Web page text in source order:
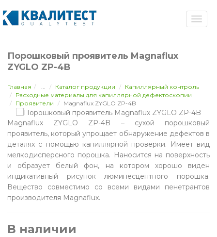
Порошковый проявитель Magnaflux
ZYGLO ZP-4B
Главная ... Каталог продукции
Капиллярный контроль
Расходные материалы для капиллярной дефектоскопии
Проявители
Magnaflux ZYGLO ZP-4B
Magnaflux ZYGLO ZP-4B – сухой порошковый
проявитель, который упрощает обнаружение дефектов в
деталях с помощью капиллярной проверки. Имеет вид
мелкодисперсного порошка. Наносится на поверхность
и образует белый фон, на котором хорошо виден
индикативный рисунок люминесцентного порошка.
Вещество совместимо со всеми видами пенетрантов
производителя Magnaflux.
В наличии